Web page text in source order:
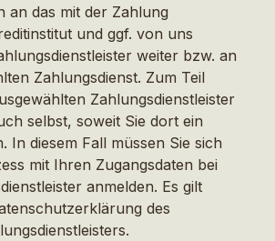
an das mit der Zahlung
und ggf. von uns
weiter bzw. an
Zahlungsdienst. Zum Teil
Zahlungsdienstleister
selbst, soweit Sie dort ein
In diesem Fall müssen Sie sich
mit Ihren Zugangsdaten bei
anmelden. Es gilt
des